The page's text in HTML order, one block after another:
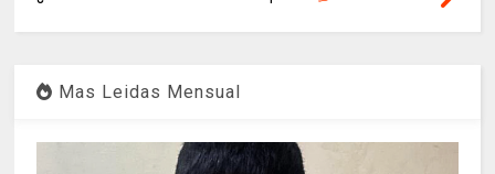
Mas Leidas Mensual